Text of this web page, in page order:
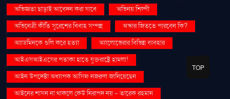
অভিজ্ঞতা ছাড়াই আবেদন করা যাবে
অভিনয় শিল্পী
অভিনেত্রী কীর্তি সুরেশের বিবাহ সম্পন্ন
অস্কার জিততে পারবেন কি?
অ্যাডমিনকে গুলি করে হত্যা
অ্যালোভেরার বিভিন্ন ব্যবহার
আইএসআইএসের পতাকা হাতে যুক্তরাষ্ট্রে হামলা!
আইন উপদেষ্টা অধ্যাপক আসিফ নজরুল জানিয়েছেন
আইনের শাসন না থাকলে কেউ নিরাপদ নয় - তারেক রহমান
TOP